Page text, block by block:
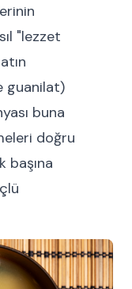
"lezzet
guanilat)
buna
doğru
başına